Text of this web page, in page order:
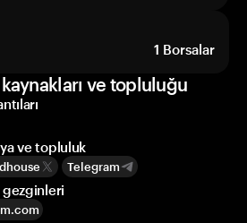
1 Borsalar
ve topluluğu
ve topluluk
Telegram